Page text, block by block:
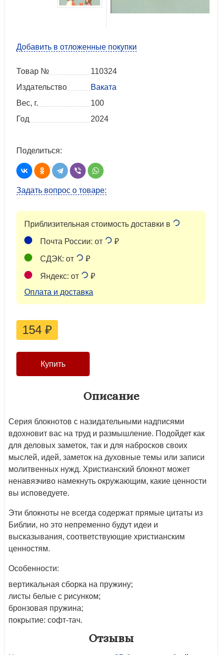
Добавить в отложенные покупки
Товар №
110324
Издательство
Ваката
Вес, г.
100
Год
2024
Поделиться:
Задать вопрос о товаре:
Приблизительная стоимость доставки в
Почта России: от ₽
СДЭК: от ₽
Яндекс: от
₽
Оплата и доставка
154 ₽
Описание
Серия блокнотов с назидательными надписями
вдохновит вас на труд и размышление. Подойдет как
для деловых заметок, так и для набросков своих
мыслей, идей, заметок на духовные темы или записи
молитвенных нужд. Христианский блокнот может
ненавязчиво намекнуть окружающим, какие ценности
вы исповедуете.
Эти блокноты не всегда содержат прямые цитаты из
Библии, но это непременно будут идеи и
высказывания, соответствующие христианским
ценностям.
Особенности:
вертикальная сборка на пружину;
листы белые с рисунком;
бронзовая пружина;
покрытие: софт-тач.
Отзывы